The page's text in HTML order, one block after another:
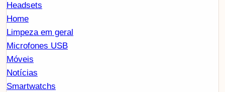
Headsets
Home
Limpeza em geral
Microfones USB
Móveis
Notícias
Smartwatchs